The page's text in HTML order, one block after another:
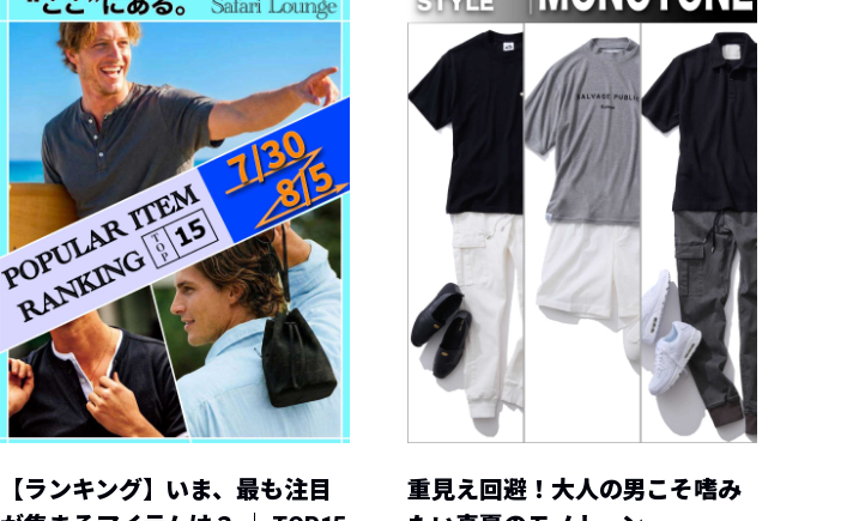
【ランキング】いま、最も注目
重見え回避！大人の男こそ嗜み